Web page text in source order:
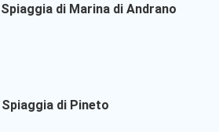
Spiaggia di Marina di Andrano
Spiaggia di Pineto